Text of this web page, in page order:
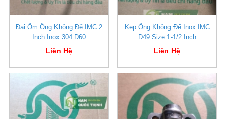
Đai Ôm Ống Không Đế IMC 2
Inch Inox 304 D60
Liên Hệ
Kẹp Ống Không Đế Inox IMC
D49 Size 1-1/2 Inch
Liên Hệ